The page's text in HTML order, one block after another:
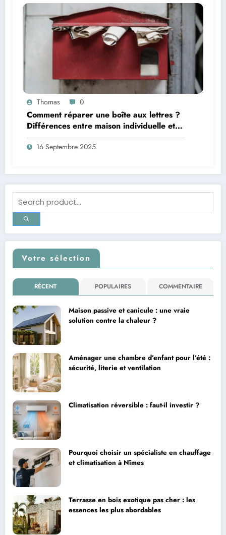
Thomas 0
Comment réparer une boîte aux lettres ?
Différences entre maison individuelle et
copropriété
16 Septembre 2025
Votre sélection
RÉCENT POPULAIRES COMMENTAIRE
Maison passive et canicule : une vraie
solution contre la chaleur ?
Aménager une chambre d’enfant pour l’été :
sécurité, literie et ventilation
Climatisation réversible : faut-il investir ?
Pourquoi choisir un spécialiste en chauffage
et climatisation à Nîmes
Terrasse en bois exotique pas cher : les
essences les plus abordables